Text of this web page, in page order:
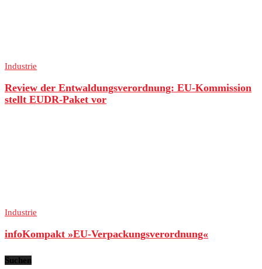
Industrie
Review der Entwaldungsverordnung: EU-Kommission
stellt EUDR-Paket vor
Industrie
infoKompakt »EU-Verpackungsverordnung«
Suchen